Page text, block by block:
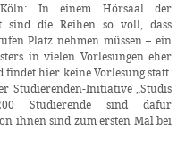
In einem Hörsaal der
sind die Reihen so voll, dass
Platz nehmen müssen – ein
in vielen Vorlesungen eher
findet hier keine Vorlesung statt.
Studierenden-Initiative „Studis
Studierende sind dafür
ihnen sind zum ersten Mal bei